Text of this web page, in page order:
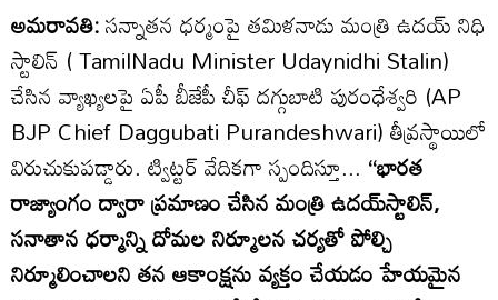
అమరావతి:సన్నాతన ధర్మంపై తమిళనాడు మంత్రి ఉదయ్‌ నిధి
స్టాలిన్ ( TamilNadu Minister Udaynidhi Stalin)
చేసిన వ్యాఖ్యలపై ఏపీ బీజేపీ చీఫ్ దగ్గుబాటి పురంధేశ్వరి (AP
BJP Chief Daggubati Purandeshwari) తీవ్రస్థాయిలో
విరుచుకుపడ్డారు. ట్విట్టర్ వేదికగా స్పందిస్తూ... ‘‘భారత
రాజ్యాంగం ద్వారా ప్రమాణం చేసిన మంత్రి ఉదయ్‌స్టాలిన్,
సనాతాన ధర్మాన్ని దోమల నిర్మూలన చర్యతో పోల్చి
నిర్మూలించాలని తన ఆకాంక్షను వ్యక్తం చేయడం హేయమైన